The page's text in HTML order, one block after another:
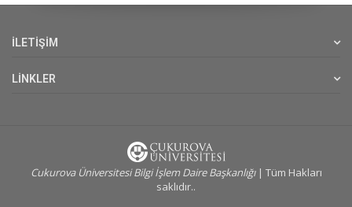
İLETİŞİM
LİNKLER
Cukurova Üniversitesi Bilgi İşlem Daire Başkanlığı| Tüm Hakları
saklıdır..